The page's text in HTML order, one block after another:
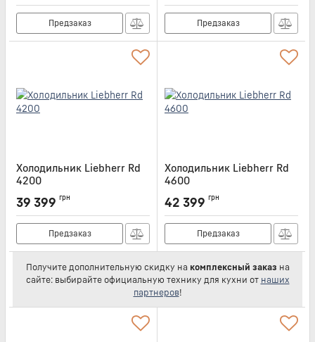
Предзаказ Предзаказ
Холодильник Liebherr Rd
4200
RD4200
39 399 грн
Предзаказ
Холодильник Liebherr Rd
4600
RD4600
42 399 грн
Предзаказ
Получите дополнительную скидку на комплексный заказ на
сайте: выбирайте официальную технику для кухни от наших
партнеров!